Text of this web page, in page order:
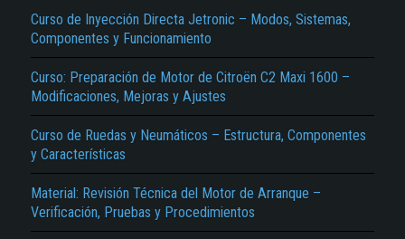
Curso de Inyección Directa Jetronic – Modos, Sistemas,
Componentes y Funcionamiento
Curso: Preparación de Motor de Citroën C2 Maxi 1600 –
Modificaciones, Mejoras y Ajustes
Curso de Ruedas y Neumáticos – Estructura, Componentes
y Características
Material: Revisión Técnica del Motor de Arranque –
Verificación, Pruebas y Procedimientos